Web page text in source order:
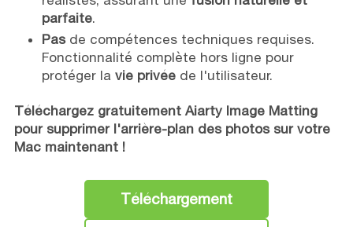
parfaite.
Pasde compétences techniques requises.
Fonctionnalité complète hors ligne pour
protéger la vie privéede l'utilisateur.
Téléchargez gratuitement Aiarty Image Matting
pour supprimer l'arrière-plan des photos sur votre
Mac maintenant !
Téléchargement